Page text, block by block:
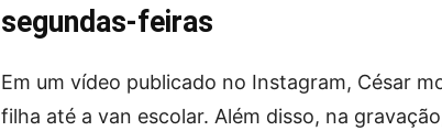
segundas-feiras
Em um vídeo publicado no Instagram, César
filha até a van escolar. Além disso, na